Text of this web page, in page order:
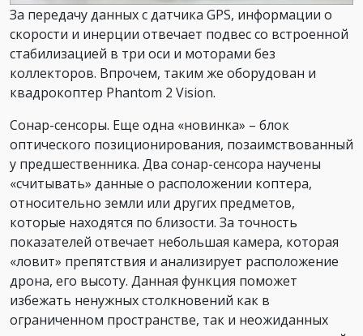
За передачу данных с датчика GPS, информации о
скорости и инерции отвечает подвес со встроенной
стабилизацией в три оси и моторами без
коллекторов. Впрочем, таким же оборудован и
квадрокоптер Phantom 2 Vision.
Сонар-сенсоры. Еще одна «новинка» – блок
оптического позиционирования, позаимствованный
у предшественника. Два сонар-сенсора научены
«считывать» данные о расположении коптера,
относительно земли или других предметов,
которые находятся по близости. За точность
показателей отвечает небольшая камера, которая
«ловит» препятствия и анализирует расположение
дрона, его высоту. Данная функция поможет
избежать ненужных столкновений как в
ограниченном пространстве, так и неожиданных